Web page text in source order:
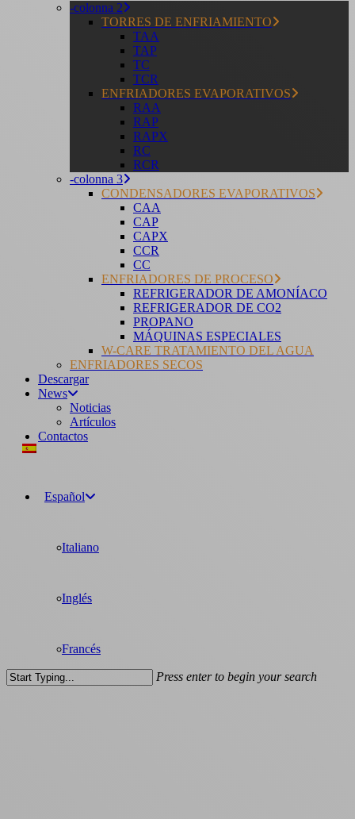
-colonna 2
TORRES DE ENFRIAMIENTO
TAA
TAP
TC
TCR
ENFRIADORES EVAPORATIVOS
RAA
RAP
RAPX
RC
RCR
-colonna 3
CONDENSADORES EVAPORATIVOS
CAA
CAP
CAPX
CCR
CC
ENFRIADORES DE PROCESO
REFRIGERADOR DE AMONÍACO
REFRIGERADOR DE CO2
PROPANO
MÁQUINAS ESPECIALES
W-CARE TRATAMIENTO DEL AGUA
ENFRIADORES SECOS
Descargar
News
Noticias
Artículos
Contactos
Español
Italiano
Inglés
Francés
Press enter to begin your search